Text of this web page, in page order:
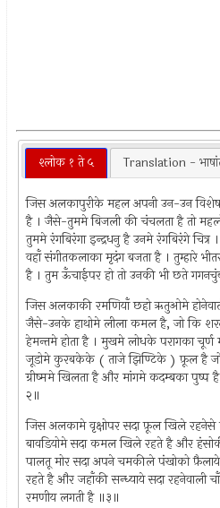
श्लोक १ ते ५ Translation -
जिस अलकापुरीके महल अपनी उन-उन
है । जैसे-तुममे बिजली की चंचलता है तो
तुममे रंगबिरंगा इन्द्रधनु है उनमे रंगबिरंगे चित्र
वहाँ संगीतकलाका मृदंग बजता है । तुम्हारे
है । तुम ऊँचाईपर हो तो उनकी भी छते
जिस अलकाकी रमणियाँ छहो ऋतुओमे
जैसे-उनके हाथोमे लीला कमल है, जो कि
हेमन्तमे होता है । मुखमे लोधके परागका चूर्ण
जूडोमे कुरबकेके ( ताजे झिण्टिके ) फ़ूल है जो
ग्रीष्ममे खिलता है और मांगमे कदम्बका पुष्प
२॥
जिस अलकामे वृक्षोपर सदा फ़ूल खिले रहनेसे
बावडियोमे सदा कमल खिले रहते है और
पालतू मोर सदा अपने चमकीले पंखोको
रहते है और जहाँकी सन्ध्याये सदा रहनेवाली
रमणीय लगती है ॥३॥